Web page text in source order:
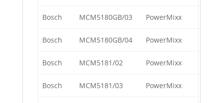
Bosch MCM5180GB/03 PowerMixx
Bosch MCM5180GB/04 PowerMixx
Bosch MCM5181/02 PowerMixx
Bosch MCM5181/03 PowerMixx